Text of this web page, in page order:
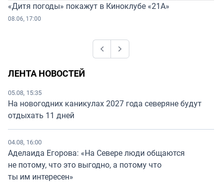
ЛЕНТА НОВОСТЕЙ
05.08, 15:35
На новогодних каникулах 2027 года северяне будут
отдыхать 11 дней
04.08, 16:00
Аделаида Егорова: «На Севере люди общаются
не потому, что это выгодно, а потому что
ты им интересен»
«Дитя погоды» покажут в Киноклубе «21А»
08.06, 17:00
PreviousNext